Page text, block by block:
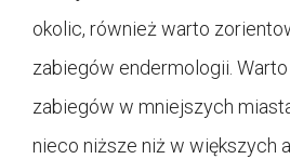
okolic, również warto
zabiegów endermologii.
zabiegów w mniejszych
nieco niższe niż w większych